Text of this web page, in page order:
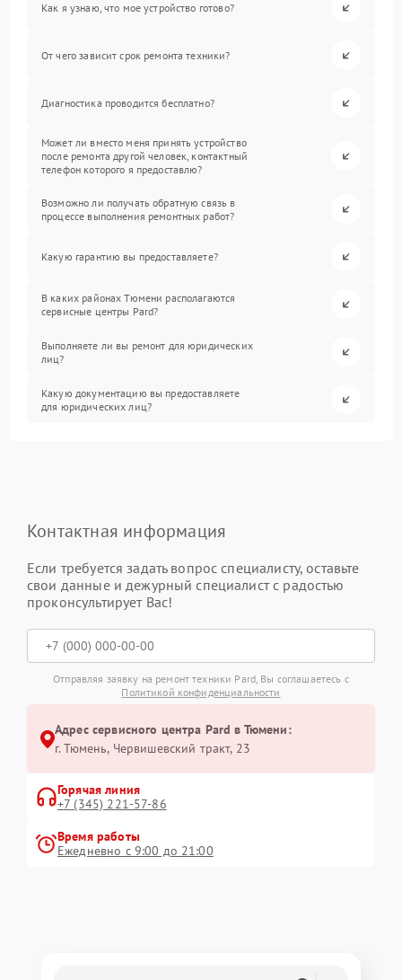
Как я узнаю, что мое устройство готово?
От чего зависит срок ремонта техники?
Диагностика проводится бесплатно?
Может ли вместо меня принять устройство
после ремонта другой человек, контактный
телефон которого я предоставлю?
Возможно ли получать обратную связь в
процессе выполнения ремонтных работ?
Какую гарантию вы предоставляете?
В каких районах Тюмени располагаются
сервисные центры Pard?
Выполняете ли вы ремонт для юридических
лиц?
Какую документацию вы предоставляете
для юридических лиц?
Контактная информация
Если требуется задать вопрос специалисту, оставьте
свои данные и дежурный специалист с радостью
проконсультирует Вас!
Отправляя заявку на ремонт техники Pard, Вы соглашаетесь с
Политикой конфиденциальности
Адрес сервисного центра Pard в Тюмени:
г. Тюмень, ​Червишевский тракт, 23
Горячая линия
+7 (345) 221-57-86
Время работы
Ежедневно с 9:00 до 21:00